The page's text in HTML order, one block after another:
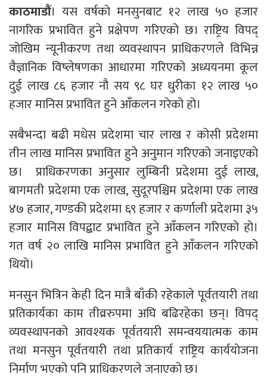
काठमाडौं। यस वर्षको मनसुनबाट १२ लाख ५० हजार
नागरिक प्रभावित हुने प्रक्षेपण गरिएको छ। राष्ट्रिय विपद्
जोखिम न्यूनीकरण तथा व्यवस्थापन प्राधिकरणले विभिन्न
वैज्ञानिक विष्लेषणका आधारमा गरिएको अध्ययनमा कूल
दुई लाख ८६ हजार नौ सय ९८ घर धुरीका १२ लाख ५०
हजार मानिस प्रभावित हुने आँकलन गरेको हो।
सबैभन्दा बढी मधेस प्रदेशमा चार लाख र कोसी प्रदेशमा
तीन लाख मानिस प्रभावित हुने अनुमान गरिएको जनाइएको
छ। प्राधिकरणका अनुसार लुम्बिनी प्रदेशमा दुई लाख,
बागमती प्रदेशमा एक लाख, सुदूरपश्चिम प्रदेशमा एक लाख
४७ हजार, गण्डकी प्रदेशमा ६९ हजार र कर्णाली प्रदेशमा ३५
हजार मानिस विपद्बाट प्रभावित हुने आँकलन गरिएको हो।
गत वर्ष २० लाखि मानिस प्रभावित हुने आँकलन गरिएको
थियो।
मनसुन भित्रिन केही दिन मात्रै बाँकी रहेकाले पूर्वतयारी तथा
प्रतिकार्यका काम तीव्ररुपमा अघि बढिरहेका छन्। विपद्
व्यवस्थापनको आवश्यक पूर्वतयारी समन्वययात्मक काम
तथा मनसुन पूर्वतयारी तथा प्रतिकार्य राष्ट्रिय कार्ययोजना
निर्माण भएको पनि प्राधिकरणले जनाएको छ।